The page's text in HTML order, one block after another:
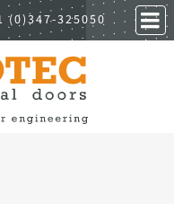
(0)347-325050